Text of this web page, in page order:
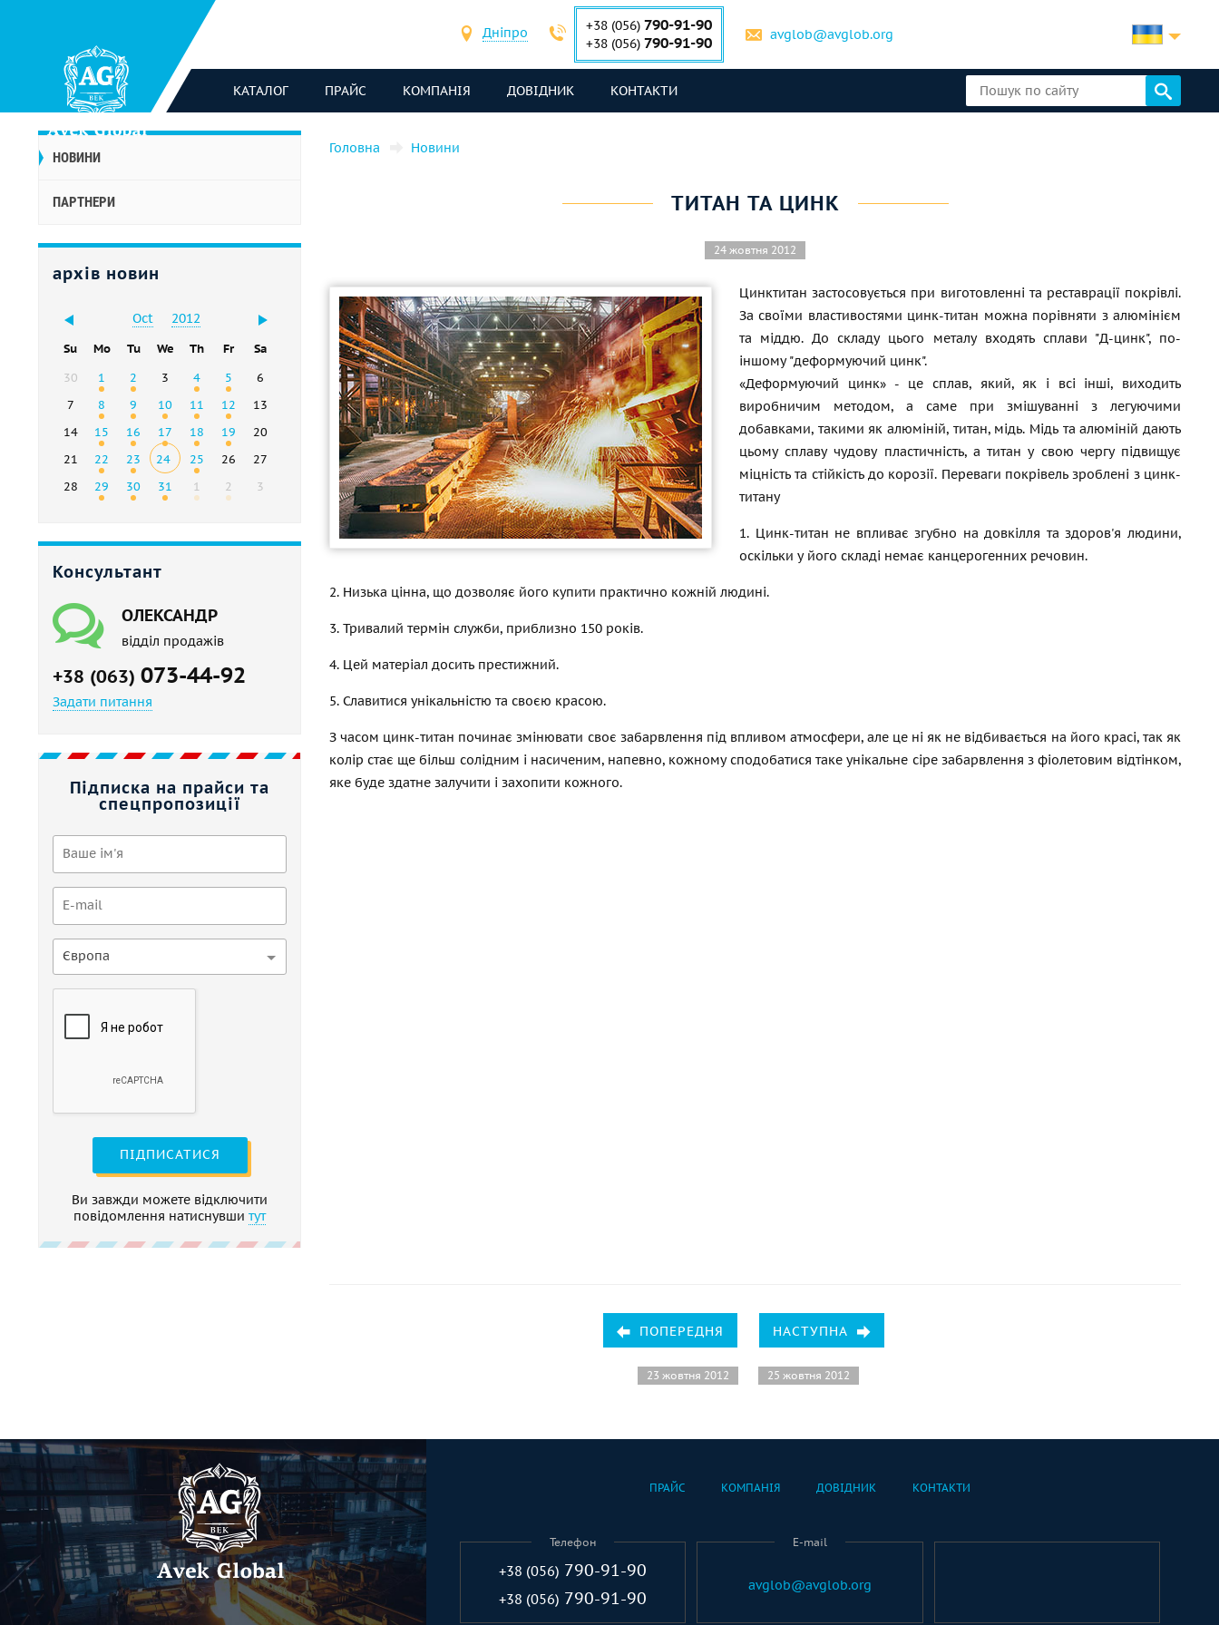
Дніпро +38 (056) 790-91-90
+38 (056) 790-91-90 avglob@avglob.org
КАТАЛОГ ПРАЙС КОМПАНІЯ ДОВІДНИК КОНТАКТИ
НОВИНИ
ПАРТНЕРИ
архів новин
Oct 2012
Su Mo Tu We Th Fr
Sa
30
1 2 3 4 5
6
7
8 9 10 11 12
13
14
15 16 17 18 19
20
21
22 23 24 25 26
27
28
29 30 31 1 2 3
Консультант
ОЛЕКСАНДР
відділ продажів
+38 (063) 073-44-92
Задати питання
Підписка на прайси та
спецпропозиції
Європа
ПІДПИСАТИСЯ
Ви завжди можете відключити
повідомлення натиснувши тут
Головна Новини
ТИТАН ТА ЦИНК
24 жовтня 2012
Цинктитан застосовується при виготовленні та реставрації покрівлі.
За своїми властивостями цинк-титан можна порівняти з алюмінієм
та міддю. До складу цього металу входять сплави "Д-цинк", по-
іншому "деформуючий цинк".
«Деформуючий цинк» - це сплав, який, як і всі інші, виходить
виробничим методом, а саме при змішуванні з легуючими
добавками, такими як алюміній, титан, мідь. Мідь та алюміній дають
цьому сплаву чудову пластичність, а титан у свою чергу підвищує
міцність та стійкість до корозії. Переваги покрівель зроблені з цинк-
титану
1. Цинк-титан не впливає згубно на довкілля та здоров'я людини,
оскільки у його складі немає канцерогенних речовин.
2. Низька цінна, що дозволяє його купити практично кожній людині.
3. Тривалий термін служби, приблизно 150 років.
4. Цей матеріал досить престижний.
5. Славитися унікальністю та своєю красою.
З часом цинк-титан починає змінювати своє забарвлення під впливом атмосфери, але це ні як не відбивається на його красі, так як
колір стає ще більш солідним і насиченим, напевно, кожному сподобатися таке унікальне сіре забарвлення з фіолетовим відтінком,
яке буде здатне залучити і захопити кожного.
ПОПЕРЕДНЯ
23 жовтня 2012
НАСТУПНА
25 жовтня 2012
ПРАЙС КОМПАНІЯ ДОВІДНИК КОНТАКТИ
Телефон
+38 (056) 790-91-90
+38 (056) 790-91-90
E-mail
avglob@avglob.org